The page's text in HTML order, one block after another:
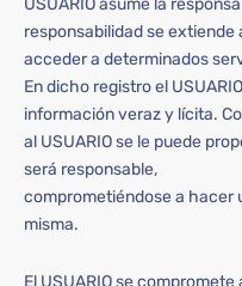
responsabilidad se
acceder a determinados
En dicho registro el
información veraz y lícita.
al USUARIO se le puede
será responsable,
comprometiéndose a hacer
misma.
El USUARIO se